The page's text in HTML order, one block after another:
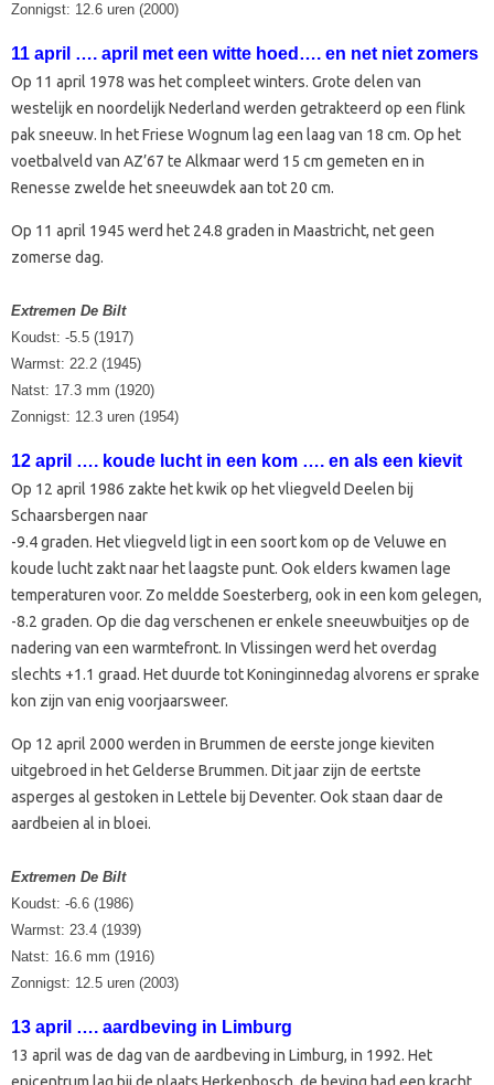
Zonnigst: 12.6 uren (2000)
11 april …. april met een witte hoed…. en net niet zomers
Op 11 april 1978 was het compleet winters. Grote delen van
westelijk en noordelijk Nederland werden getrakteerd op een flink
pak sneeuw. In het Friese Wognum lag een laag van 18 cm. Op het
voetbalveld van AZ’67 te Alkmaar werd 15 cm gemeten en in
Renesse zwelde het sneeuwdek aan tot 20 cm.
Op 11 april 1945 werd het 24.8 graden in Maastricht, net geen
zomerse dag.
Extremen De Bilt
Koudst: -5.5 (1917)
Warmst: 22.2 (1945)
Natst: 17.3 mm (1920)
Zonnigst: 12.3 uren (1954)
12 april …. koude lucht in een kom …. en als een kievit
Op 12 april 1986 zakte het kwik op het vliegveld Deelen bij
Schaarsbergen naar
-9.4 graden. Het vliegveld ligt in een soort kom op de Veluwe en
koude lucht zakt naar het laagste punt. Ook elders kwamen lage
temperaturen voor. Zo meldde Soesterberg, ook in een kom gelegen,
-8.2 graden. Op die dag verschenen er enkele sneeuwbuitjes op de
nadering van een warmtefront. In Vlissingen werd het overdag
slechts +1.1 graad. Het duurde tot Koninginnedag alvorens er sprake
kon zijn van enig voorjaarsweer.
Op 12 april 2000 werden in Brummen de eerste jonge kieviten
uitgebroed in het Gelderse Brummen. Dit jaar zijn de eertste
asperges al gestoken in Lettele bij Deventer. Ook staan daar de
aardbeien al in bloei.
Extremen De Bilt
Koudst: -6.6 (1986)
Warmst: 23.4 (1939)
Natst: 16.6 mm (1916)
Zonnigst: 12.5 uren (2003)
13 april …. aardbeving in Limburg
13 april was de dag van de aardbeving in Limburg, in 1992. Het